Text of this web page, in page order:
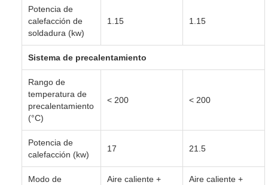
Potencia de
calefacción de
soldadura (kw)
1.15 1.15
Sistema de precalentamiento
Rango de
temperatura de
precalentamiento
(°C)
< 200 < 200
Potencia de
calefacción (kw)
17 21.5
Modo de
Aire caliente +
Aire caliente +